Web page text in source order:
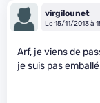
virgilounet
Le 15/11/2013 à
Arf, je viens de
je suis pas